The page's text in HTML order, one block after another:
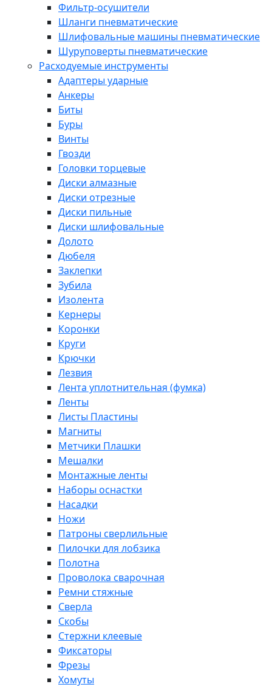
Фильтр-осушители
Шланги пневматические
Шлифовальные машины пневматические
Шуруповерты пневматические
Расходуемые инструменты
Адаптеры ударные
Анкеры
Биты
Буры
Винты
Гвозди
Головки торцевые
Диски алмазные
Диски отрезные
Диски пильные
Диски шлифовальные
Долото
Дюбеля
Заклепки
Зубила
Изолента
Кернеры
Коронки
Круги
Крючки
Лезвия
Лента уплотнительная (фумка)
Ленты
Листы Пластины
Магниты
Метчики Плашки
Мешалки
Монтажные ленты
Наборы оснастки
Насадки
Ножи
Патроны сверлильные
Пилочки для лобзика
Полотна
Проволока сварочная
Ремни стяжные
Сверла
Скобы
Стержни клеевые
Фиксаторы
Фрезы
Хомуты